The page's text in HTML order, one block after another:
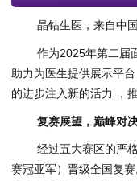
晶钻生医，来自中
作为2025年第二届
助力为医生提供展示平
的进步注入新的活力 ，
复赛展望，巅峰对
经过五大赛区的严
赛冠亚军）晋级全国复